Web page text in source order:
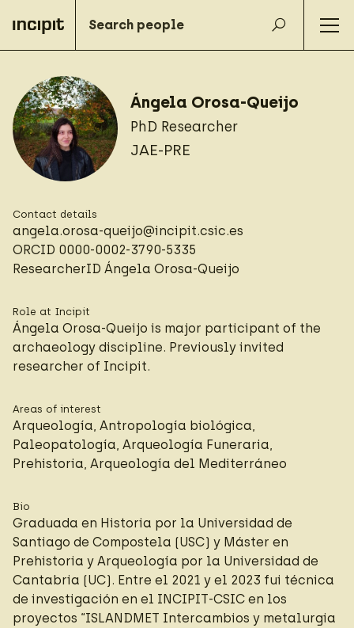
Ángela Orosa-Queijo
PhD Researcher
JAE-PRE
Contact details
angela.orosa-queijo@incipit.csic.es
ORCID 0000-0002-3790-5335
ResearcherID Ángela Orosa-Queijo
Role at Incipit
Ángela Orosa-Queijo is major participant of the
archaeology discipline. Previously invited
researcher of Incipit.
Areas of interest
Arqueología, Antropología biológica,
Paleopatología, Arqueología Funeraria,
Prehistoria, Arqueología del Mediterráneo
Bio
Graduada en Historia por la Universidad de
Santiago de Compostela (USC) y Máster en
Prehistoria y Arqueología por la Universidad de
Cantabria (UC). Entre el 2021 y el 2023 fui técnica
de investigación en el INCIPIT-CSIC en los
proyectos “ISLANDMET Intercambios y metalurgia